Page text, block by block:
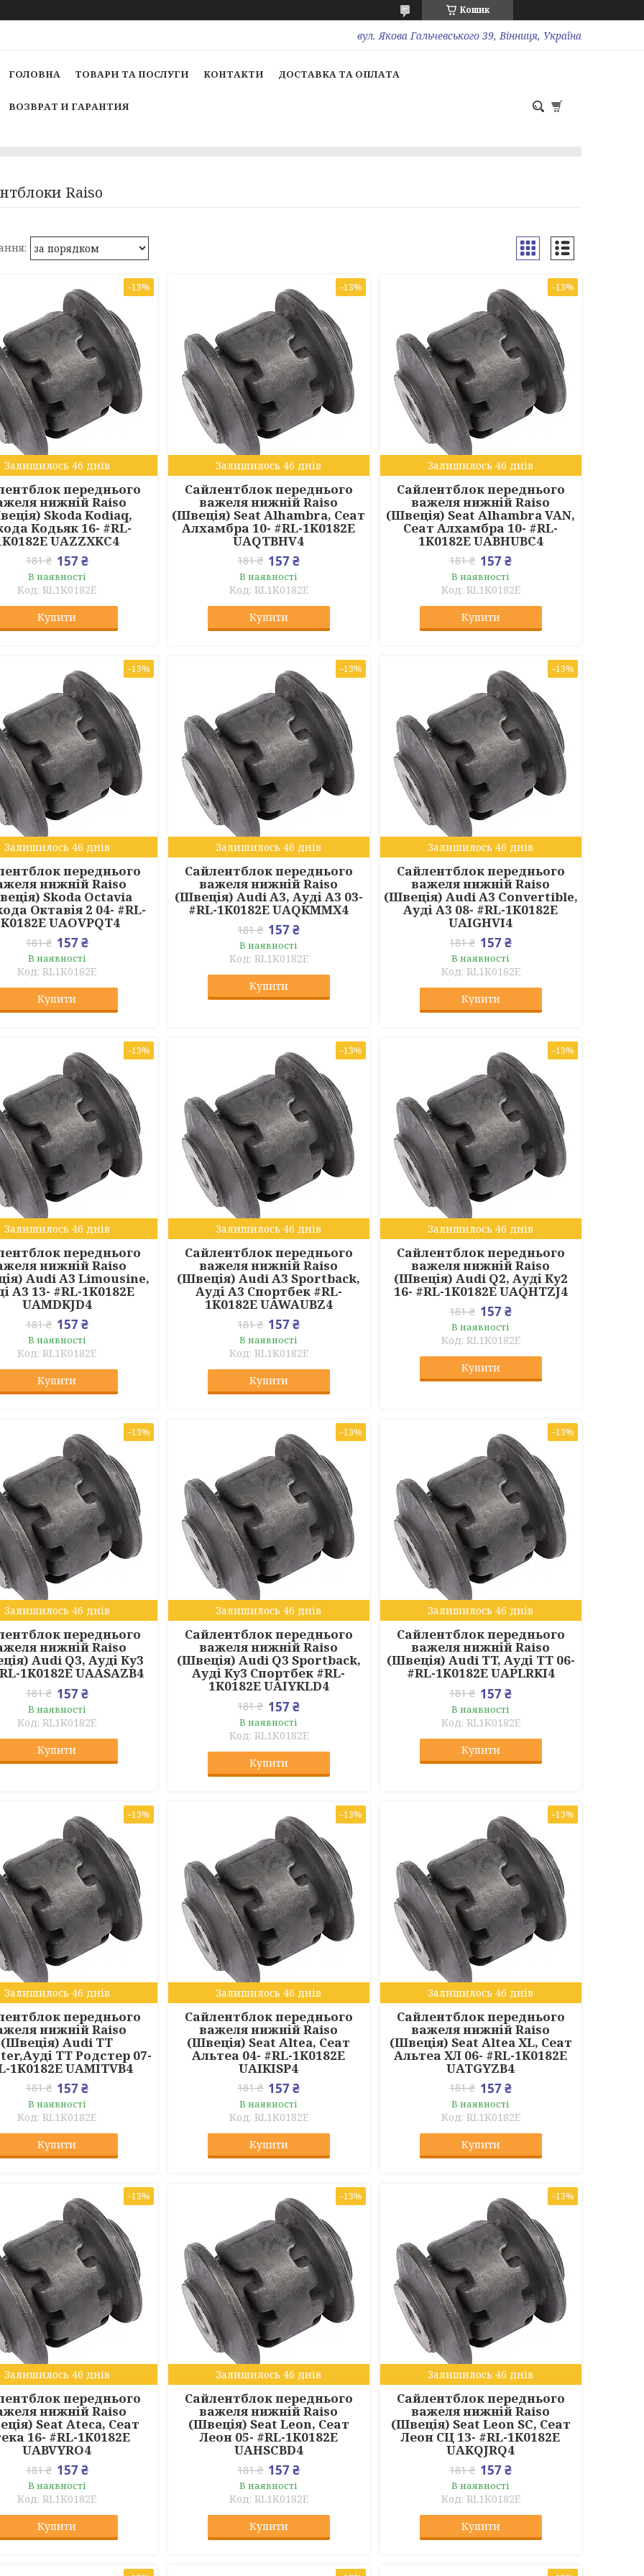
Кошик
вул. Якова Гальчевського 39, Вінниця, Україна
ГОЛОВНА ТОВАРИ ТА ПОСЛУГИ КОНТАКТИ ДОСТАВКА ТА ОПЛАТА
ВОЗВРАТ И ГАРАНТИЯ
Raiso
–13%
Залишилось 46 днів
переднього
нижній Raiso
Skoda Kodiaq,
Кодьяк 16- #RL-
UAZZXKC4
181 ₴ 157 ₴
В наявності
RL1K0182E
Купити
–13%
Залишилось 46 днів
Сайлентблок переднього
важеля нижній Raiso
(Швеція) Seat Alhambra, Сеат
Алхамбра 10- #RL-1K0182E
UAQTBHV4
181 ₴ 157 ₴
В наявності
RL1K0182E
Купити
–13%
Залишилось 46 днів
Сайлентблок переднього
важеля нижній Raiso
(Швеція) Seat Alhambra VAN,
Сеат Алхамбра 10- #RL-
1K0182E UABHUBC4
181 ₴ 157 ₴
В наявності
RL1K0182E
Купити
–13%
Залишилось 46 днів
переднього
нижній Raiso
Skoda Octavia
Октавія 2 04- #RL-
UAOVPQT4
181 ₴ 157 ₴
В наявності
RL1K0182E
Купити
–13%
Залишилось 46 днів
Сайлентблок переднього
важеля нижній Raiso
(Швеція) Audi A3, Ауді А3 03-
#RL-1K0182E UAQKMMX4
181 ₴ 157 ₴
В наявності
RL1K0182E
Купити
–13%
Залишилось 46 днів
Сайлентблок переднього
важеля нижній Raiso
(Швеція) Audi A3 Convertible,
Ауді А3 08- #RL-1K0182E
UAIGHVI4
181 ₴ 157 ₴
В наявності
RL1K0182E
Купити
–13%
Залишилось 46 днів
переднього
нижній Raiso
Audi A3 Limousine,
А3 13- #RL-1K0182E
UAMDKJD4
181 ₴ 157 ₴
В наявності
RL1K0182E
Купити
–13%
Залишилось 46 днів
Сайлентблок переднього
важеля нижній Raiso
(Швеція) Audi A3 Sportback,
Ауді А3 Спортбек #RL-
1K0182E UAWAUBZ4
181 ₴ 157 ₴
В наявності
RL1K0182E
Купити
–13%
Залишилось 46 днів
Сайлентблок переднього
важеля нижній Raiso
(Швеція) Audi Q2, Ауді Ку2
16- #RL-1K0182E UAQHTZJ4
181 ₴ 157 ₴
В наявності
RL1K0182E
Купити
–13%
Залишилось 46 днів
переднього
нижній Raiso
Audi Q3, Ауді Ку3
1K0182E UAASAZB4
181 ₴ 157 ₴
В наявності
RL1K0182E
Купити
–13%
Залишилось 46 днів
Сайлентблок переднього
важеля нижній Raiso
(Швеція) Audi Q3 Sportback,
Ауді Ку3 Спортбек #RL-
1K0182E UAIYKLD4
181 ₴ 157 ₴
В наявності
RL1K0182E
Купити
–13%
Залишилось 46 днів
Сайлентблок переднього
важеля нижній Raiso
(Швеція) Audi TT, Ауді ТТ 06-
#RL-1K0182E UAPLRKI4
181 ₴ 157 ₴
В наявності
RL1K0182E
Купити
–13%
Залишилось 46 днів
переднього
нижній Raiso
(Швеція) Audi TT
ТТ Родстер 07-
1K0182E UAMITVB4
181 ₴ 157 ₴
В наявності
RL1K0182E
Купити
–13%
Залишилось 46 днів
Сайлентблок переднього
важеля нижній Raiso
(Швеція) Seat Altea, Сеат
Альтеа 04- #RL-1K0182E
UAIKISP4
181 ₴ 157 ₴
В наявності
RL1K0182E
Купити
–13%
Залишилось 46 днів
Сайлентблок переднього
важеля нижній Raiso
(Швеція) Seat Altea XL, Сеат
Альтеа ХЛ 06- #RL-1K0182E
UATGYZB4
181 ₴ 157 ₴
В наявності
RL1K0182E
Купити
–13%
Залишилось 46 днів
переднього
нижній Raiso
Seat Ateca, Сеат
16- #RL-1K0182E
UABVYRO4
181 ₴ 157 ₴
В наявності
RL1K0182E
Купити
–13%
Залишилось 46 днів
Сайлентблок переднього
важеля нижній Raiso
(Швеція) Seat Leon, Сеат
Леон 05- #RL-1K0182E
UAHSCBD4
181 ₴ 157 ₴
В наявності
RL1K0182E
Купити
–13%
Залишилось 46 днів
Сайлентблок переднього
важеля нижній Raiso
(Швеція) Seat Leon SC, Сеат
Леон СЦ 13- #RL-1K0182E
UAKQJRQ4
181 ₴ 157 ₴
В наявності
RL1K0182E
Купити